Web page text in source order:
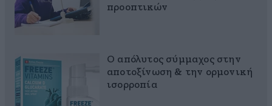
προοπτικών
Ο απόλυτος σύμμαχος στην
αποτοξίνωση & την ορμονική
ισορροπία